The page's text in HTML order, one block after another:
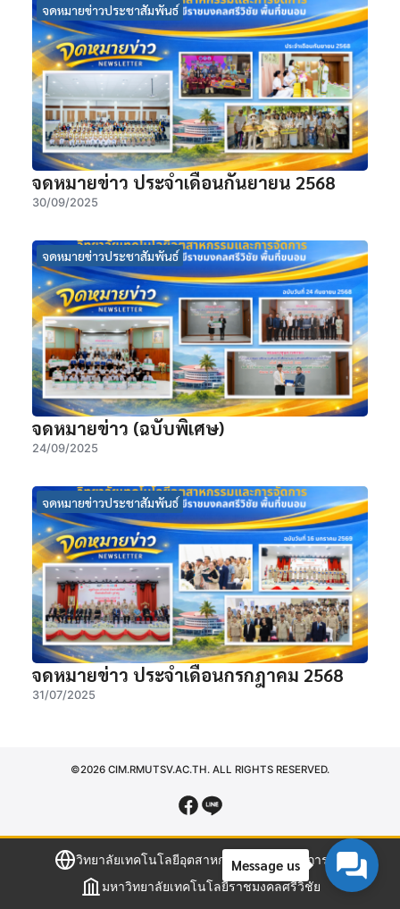
จดหมายข่าวประชาสัมพันธ์
จดหมายข่าว ประจำเดือนกันยายน 2568
30/09/2025
จดหมายข่าวประชาสัมพันธ์
จดหมายข่าว (ฉบับพิเศษ)
24/09/2025
จดหมายข่าวประชาสัมพันธ์
จดหมายข่าว ประจำเดือนกรกฎาคม 2568
31/07/2025
©2026 CIM.RMUTSV.AC.TH. ALL RIGHTS RESERVED.
Message us
วิทยาลัยเทคโนโลยีอุตสาหกรรมและการจัดการ
|
มหาวิทยาลัยเทคโนโลยีราชมงคลศรีวิชัย